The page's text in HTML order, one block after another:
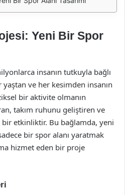
Yeni Bir Spor
insanın tutkuyla bağlı
ve her kesimden insanın
bir aktivite olmanın
takım ruhunu geliştiren ve
bir etkinliktir. Bu bağlamda, yeni
bir spor alanı yaratmak
hizmet eden bir proje